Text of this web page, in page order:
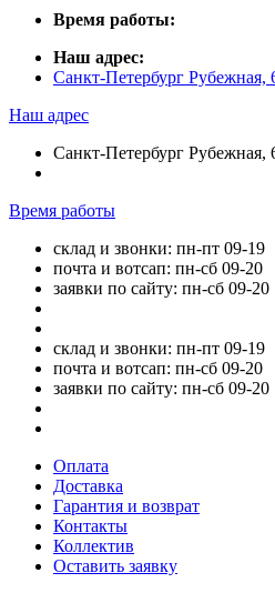
Время работы:
Наш адрес:
Санкт-Петербург Рубежная,
Наш адрес
Санкт-Петербург Рубежная,
Время работы
склад и звонки: пн-пт 09-19
почта и вотсап: пн-сб 09-20
заявки по сайту: пн-сб 09-20
склад и звонки: пн-пт 09-19
почта и вотсап: пн-сб 09-20
заявки по сайту: пн-сб 09-20
Оплата
Доставка
Гарантия и возврат
Контакты
Коллектив
Оставить заявку